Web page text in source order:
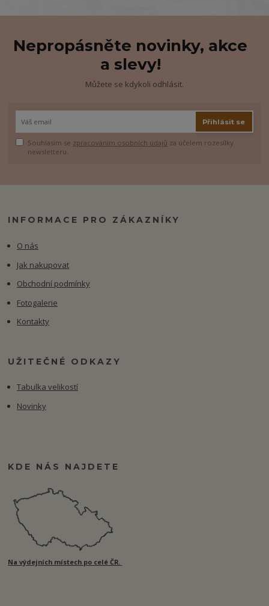
Nepropásněte novinky, akce
a slevy!
Můžete se kdykoli odhlásit.
Přihlásit se
Souhlasím se zpracováním osobních údajů za účelem rozesílky
newsletteru.
INFORMACE PRO ZÁKAZNÍKY
O nás
Jak nakupovat
Obchodní podmínky
Fotogalerie
Kontakty
UŽITEČNÉ ODKAZY
Tabulka velikostí
Novinky
KDE NÁS NAJDETE
Na výdejních místech po celé ČR.